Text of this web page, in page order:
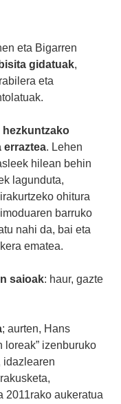
eta Bigarren
bisita gidatuak,
eta
erraztea. Lehen
hilean behin
lagunduta,
ohitura
barruko
nahi da, bai eta
ematea.
saioak: haur, gazte
; aurten, Hans
loreak” izenburuko
idazlearen
2011rako aukeratua